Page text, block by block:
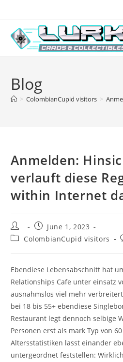
content
Blog
> ColombianCupid visitors >
Anmelden:
verlauft diese
within Internet
Post
author:
Post
published:
June 1, 2023
PostColombianCupid visitors
Ebendiese Lebensabschnitt hat
Relationships Cafe unter einsatz
ausnahmslos viel mehr
bei 18 bis 55+ ebendiese
Restaurant legt dennoch selbige
Personen erst als mark Typ von
Altersstatistiken lasst einander
untergeordnet feststellen: